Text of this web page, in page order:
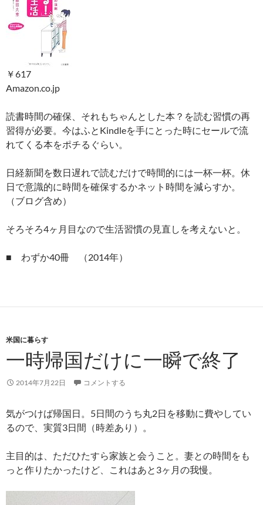
￥617
Amazon.co.jp
読書時間の確保、それもちゃんとした本？を読む習慣の再
習得が必要。今はふとKindleを手にとった時にセールで流
れてくる本をポチるぐらい。
日経新聞を数日遅れで読むだけで時間的には一杯一杯。休
日で意識的に時間を確保するかネット時間を減らすか。
（ブログ含め）
そろそろ4ヶ月目なので生活習慣の見直しを考えないと。
■ わずか40冊 （2014年）
米国に暮らす
一時帰国だけに一瞬で終了
2014年7月22日 コメントする
気がつけば帰国日。5日間のうち丸2日を移動に費やしてい
るので、実質3日間（時差あり）。
主目的は、ただひたすら家族と会うこと。妻との時間をも
っと作りたかったけど、これはあと3ヶ月の我慢。